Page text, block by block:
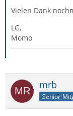
Vielen Dank
LG,
Momo
mrb
Senior-